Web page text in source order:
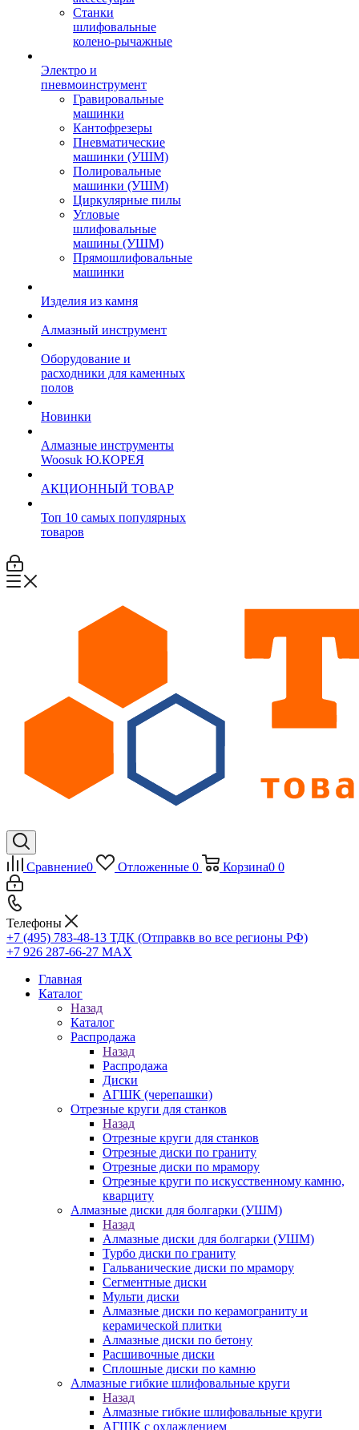
Станки
шлифовальные
колено-рычажные
Электро и
пневмоинструмент
Гравировальные
машинки
Кантофрезеры
Пневматические
машинки (УШМ)
Полировальные
машинки (УШМ)
Циркулярные пилы
Угловые
шлифовальные
машины (УШМ)
Прямошлифовальные
машинки
Изделия из камня
Алмазный инструмент
Оборудование и
расходники для каменных
полов
Новинки
Алмазные инструменты
Woosuk Ю.КОРЕЯ
АКЦИОННЫЙ ТОВАР
Топ 10 самых популярных
товаров
Сравнение0 Отложенные 0 Корзина0 0
Телефоны
+7 (495) 783-48-13 ТДК (Отправкв во все регионы РФ)
+7 926 287-66-27 МАХ
Главная
Каталог
Назад
Каталог
Распродажа
Назад
Распродажа
Диски
АГШК (черепашки)
Отрезные круги для станков
Назад
Отрезные круги для станков
Отрезные диски по граниту
Отрезные диски по мрамору
Отрезные круги по искусственному камню,
кварциту
Алмазные диски для болгарки (УШМ)
Назад
Алмазные диски для болгарки (УШМ)
Турбо диски по граниту
Гальванические диски по мрамору
Сегментные диски
Мульти диски
Алмазные диски по керамограниту и
керамической плитки
Алмазные диски по бетону
Расшивочные диски
Сплошные диски по камню
Алмазные гибкие шлифовальные круги
Назад
Алмазные гибкие шлифовальные круги
АГШК с охлаждением